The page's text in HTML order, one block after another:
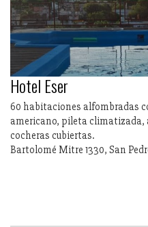
Hotel Eser
60 habitaciones alfombradas
americano, pileta climatizada,
cocheras cubiertas.
Bartolomé Mitre 1330, San